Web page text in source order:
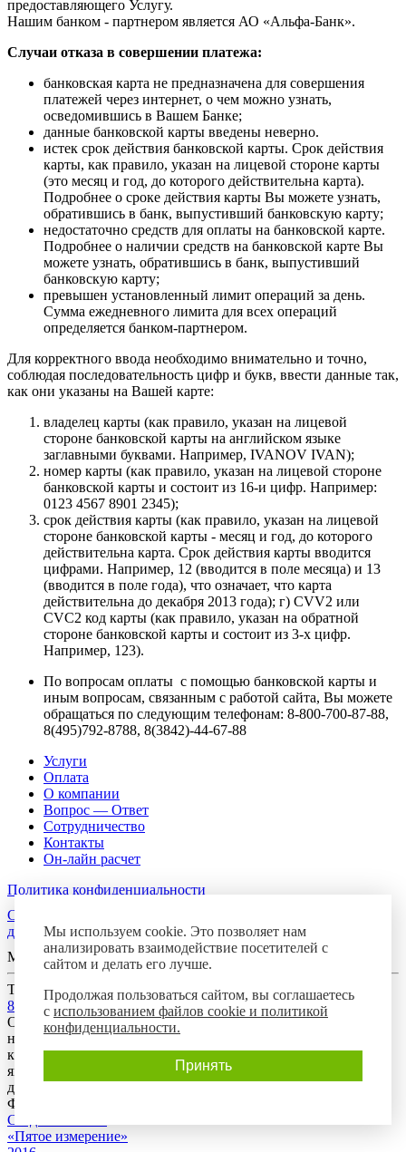
предоставляющего Услугу.
Нашим банком - партнером является АО «Альфа-Банк».
Случаи отказа в совершении платежа:
банковская карта не предназначена для совершения
платежей через интернет, о чем можно узнать,
осведомившись в Вашем Банке;
данные банковской карты введены неверно.
истек срок действия банковской карты. Срок действия
карты, как правило, указан на лицевой стороне карты
(это месяц и год, до которого действительна карта).
Подробнее о сроке действия карты Вы можете узнать,
обратившись в банк, выпустивший банковскую карту;
недостаточно средств для оплаты на банковской карте.
Подробнее о наличии средств на банковской карте Вы
можете узнать, обратившись в банк, выпустивший
банковскую карту;
превышен установленный лимит операций за день.
Сумма ежедневного лимита для всех операций
определяется банком-партнером.
Для корректного ввода необходимо внимательно и точно,
соблюдая последовательность цифр и букв, ввести данные так,
как они указаны на Вашей карте:
владелец карты (как правило, указан на лицевой
стороне банковской карты на английском языке
заглавными буквами. Например, IVANOV IVAN);
номер карты (как правило, указан на лицевой стороне
банковской карты и состоит из 16-и цифр. Например:
0123 4567 8901 2345);
срок действия карты (как правило, указан на лицевой
стороне банковской карты - месяц и год, до которого
действительна карта. Срок действия карты вводится
цифрами. Например, 12 (вводится в поле месяца) и 13
(вводится в поле года), что означает, что карта
действительна до декабря 2013 года); г) CVV2 или
CVC2 код карты (как правило, указан на обратной
стороне банковской карты и состоит из 3-х цифр.
Например, 123).
По вопросам оплаты с помощью банковской карты и
иным вопросам, связанным с работой сайта, Вы можете
обращаться по следующим телефонам: 8-800-700-87-88,
8(495)792-8788, 8(3842)-44-67-88
Услуги
Оплата
О компании
Вопрос — Ответ
Сотрудничество
Контакты
Он-лайн расчет
Политика конфиденциальности
Согласие посетителя сайта на обработку персональных
данных
Мы в соцсетях
Телефон горячей линии
8-800-700-8788
Обращаем Ваше внимание на то, что данный интернет-сайт
носит исключительно информационный характер и ни при
каких условиях предложения, размещенные на нем, не
являются публичной офертой, определяемой положениями
действующего гражданского законодательства Российской
Федерации.
Создание сайта:
«Пятое измерение»
Мы используем cookie. Это позволяет нам
анализировать взаимодействие посетителей с
сайтом и делать его лучше.
Продолжая пользоваться сайтом, вы соглашаетесь
с использованием файлов cookie и политикой
конфиденциальности.
Принять